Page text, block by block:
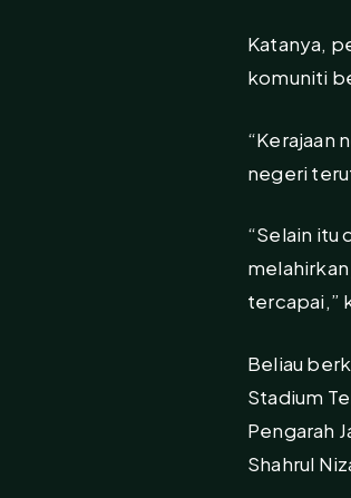
Katanya,
komuniti
“Kerajaan
negeri
“Selain itu
tercapai,”
Beliau
Stadium
Pengarah
Shahrul